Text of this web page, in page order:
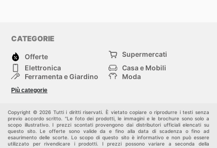
CATEGORIE
Offerte
Supermercati
Elettronica
Casa e Mobili
Ferramenta e Giardino
Moda
Bambini e Neonati
Più categorie
Copyright © 2026 Tutti i diritti riservati. È vietato copiare o riprodurre i testi senza
previo accordo scritto. "Le foto dei prodotti, le immagini e le brochure sono solo a
scopo illustrativo. I prezzi scontati provengono dai distributori ufficiali elencati su
questo sito. Le offerte sono valide da e fino alla data di scadenza o fino ad
esaurimento delle scorte. Lo scopo di questo sito è informativo e non può essere
utilizzato per rivendicare i prodotti. I prezzi possono variare a seconda della